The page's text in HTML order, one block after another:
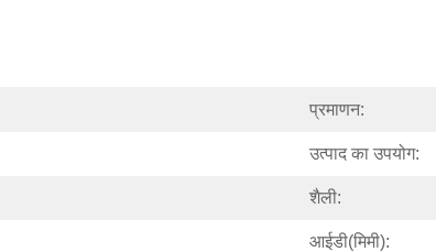
प्रमाणन:
उत्पाद का उपयोग:
शैली:
आईडी(मिमी):